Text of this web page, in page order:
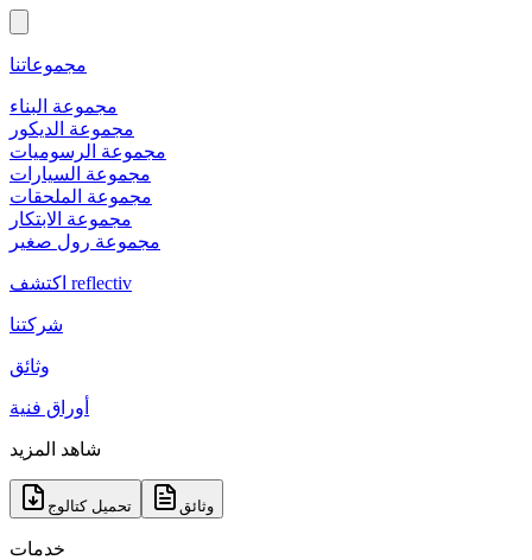
مجموعاتنا
مجموعة البناء
مجموعة الديكور
مجموعة الرسوميات
مجموعة السيارات
مجموعة الملحقات
مجموعة الابتكار
مجموعة رول صغير
اكتشف reflectiv
شركتنا
وثائق
أوراق فنية
شاهد المزيد
تحميل كتالوج وثائق
خدمات